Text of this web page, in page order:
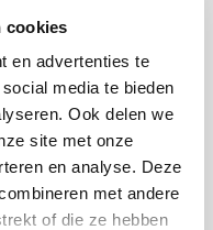
cookies
en advertenties te
media te bieden
Ook delen we
site met onze
en analyse. Deze
met andere
of die ze hebben